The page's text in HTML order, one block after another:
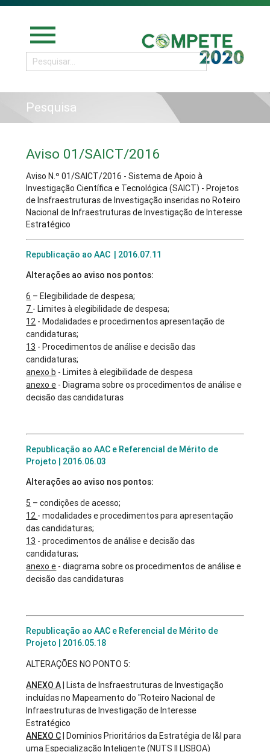
menu
Pesquisa
Aviso 01/SAICT/2016
Aviso N.º 01/SAICT/2016 - Sistema de Apoio à
Investigação Científica e Tecnológica (SAICT) - Projetos
de Insfraestruturas de Investigação inseridas no Roteiro
Nacional de Infraestruturas de Investigação de Interesse
Estratégico
Republicação ao AAC | 2016.07.11
Alterações ao aviso nos pontos:
6 – Elegibilidade de despesa;
7 - Limites à elegibilidade de despesa;
12 - Modalidades e procedimentos apresentação de
candidaturas;
13 - Procedimentos de análise e decisão das
candidaturas;
anexo b - Limites à elegibilidade de despesa
anexo e - Diagrama sobre os procedimentos de análise e
decisão das candidaturas
Republicação ao AAC e Referencial de Mérito de
Projeto | 2016.06.03
Alterações ao aviso nos pontos:
5 – condições de acesso;
12 - modalidades e procedimentos para apresentação
das candidaturas;
13 - procedimentos de análise e decisão das
candidaturas;
anexo e - diagrama sobre os procedimentos de análise e
decisão das candidaturas
Republicação ao AAC e Referencial de Mérito de
Projeto | 2016.05.18
ALTERAÇÕES NO PONTO 5:
ANEXO A | Lista de Insfraestruturas de Investigação
incluídas no Mapeamento do "Roteiro Nacional de
Infraestruturas de Investigação de Interesse
Estratégico
ANEXO C | Domínios Prioritários da Estratégia de I&I para
uma Especialização Inteligente (NUTS II LISBOA)